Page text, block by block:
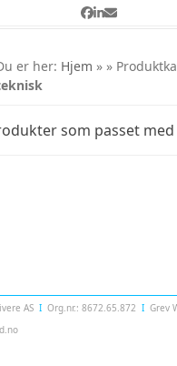
Facebook
LinkedIn
Email
er her: Hjem »»
som passet med
AS Ι Org.nr.: 8672.65.872 Ι Grev